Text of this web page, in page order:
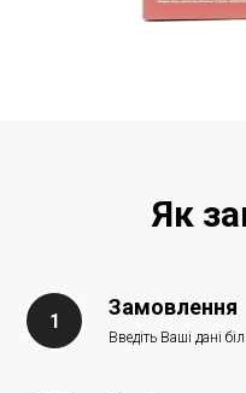
Як
Замовлення
Введіть Ваші дані